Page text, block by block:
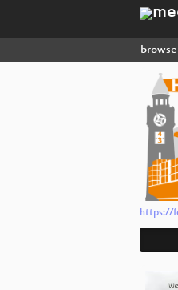
browse
https://